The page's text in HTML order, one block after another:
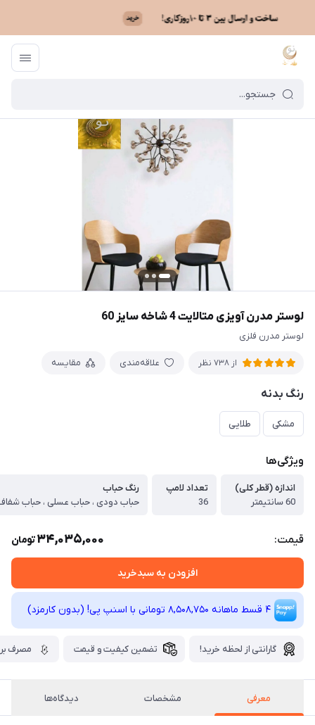
ماه نو / فهرست محصولات
لوستر مدرن آویزی متالایت 4 شاخه سایز 60
لوستر مدرن فلزی
از 738 نظر علاقه‌مندی مقایسه
رنگ بدنه
مشکی طلایی
ویژگی‌ها
اندازه (قطر کلی)
60 سانتیمتر
تعداد لامپ
36
رنگ حباب
حباب دودی ، حباب عسلی ، حباب
قیمت: 34,035,000تومان
افزودن به سبدخرید
4 قسط ماهانه 8,508,750 تومانی با اسنپ ‌پی! (بدون کارمزد)
گارانتی از لحظه خرید! تضمین کیفیت و قیمت مصرف
معرفی مشخصات دیدگاه‌ها